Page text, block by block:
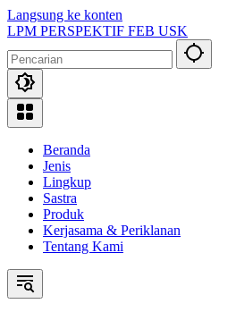
Langsung ke konten
LPM PERSPEKTIF FEB USK
Beranda
Jenis
Lingkup
Sastra
Produk
Kerjasama & Periklanan
Tentang Kami